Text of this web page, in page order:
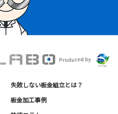
失敗しない板金組立とは？
板金加工事例